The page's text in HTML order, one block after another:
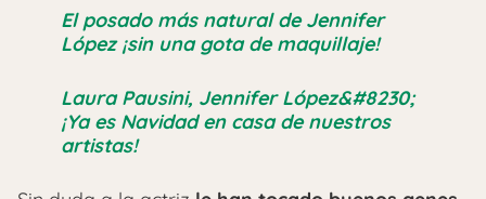
El posado más natural de Jennifer
López ¡sin una gota de maquillaje!
Laura Pausini, Jennifer López&#8230;
¡Ya es Navidad en casa de nuestros
artistas!